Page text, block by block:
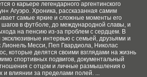
о карьере легендарного аргентинского
Агуэро. Хроника, рассказанная самим
самые яркие и сложные моменты его
шагов в футболе, до международной славы, и
на пенсию из-за проблем с сердцем. В
интервью с семьей, друзьями и
Лионель Месси, Пеп Гвардиола, Николас
которые делятся своими взглядами на жизнь
спортивных подвигов, документальный
с отцом и личные размышления о
и влиянии за пределами полей. ...